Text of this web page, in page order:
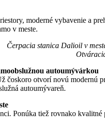
moderné vybavenie a
v meste.
Čerpacia stanica Dalioil v
autoumývárkou
otvorí novú modernú
autoumývareň.
Ponúka tiež rovnako